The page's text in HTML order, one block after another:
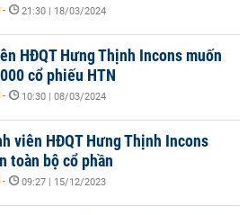
- 21:30 | 18/03/2024
HĐQT Hưng Thịnh Incons muốn
cổ phiếu HTN
- 10:30 | 08/03/2024
viên HĐQT Hưng Thịnh Incons
toàn bộ cổ phần
- 09:27 | 15/12/2023